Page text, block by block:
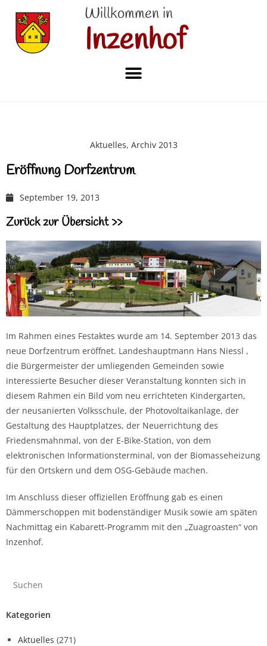
Willkommen in
Inzenhof
Aktuelles, Archiv 2013
Eröffnung Dorfzentrum
September 19, 2013
Zurück zur Übersicht >>
Im Rahmen eines Festaktes wurde am 14. September 2013 das
neue Dorfzentrum eröffnet. Landeshauptmann Hans Niessl ,
die Bürgermeister der umliegenden Gemeinden sowie
interessierte Besucher dieser Veranstaltung konnten sich in
diesem Rahmen ein Bild vom neu errichteten Kindergarten,
der neusanierten Volksschule, der Photovoltaikanlage, der
Gestaltung des Hauptplatzes, der Neuerrichtung des
Friedensmahnmal, von der E-Bike-Station, von dem
elektronischen Informationsterminal, von der Biomasseheizung
für den Ortskern und dem OSG-Gebäude machen.
Im Anschluss dieser offiziellen Eröffnung gab es einen
Dämmerschoppen mit bodenständiger Musik sowie am späten
Nachmittag ein Kabarett-Programm mit den „Zuagroasten“ von
Inzenhof.
Kategorien
Aktuelles (271)